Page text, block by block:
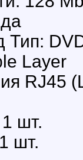
Тип:
Layer
RJ45
шт.
шт.